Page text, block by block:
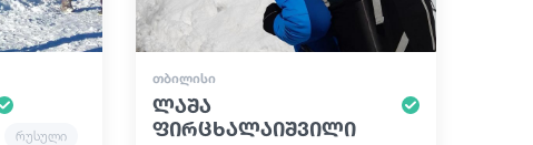
რუსული
ᲗᲑᲘᲚᲘᲡᲘ
ლაშა
ფირცხალაიშვილი